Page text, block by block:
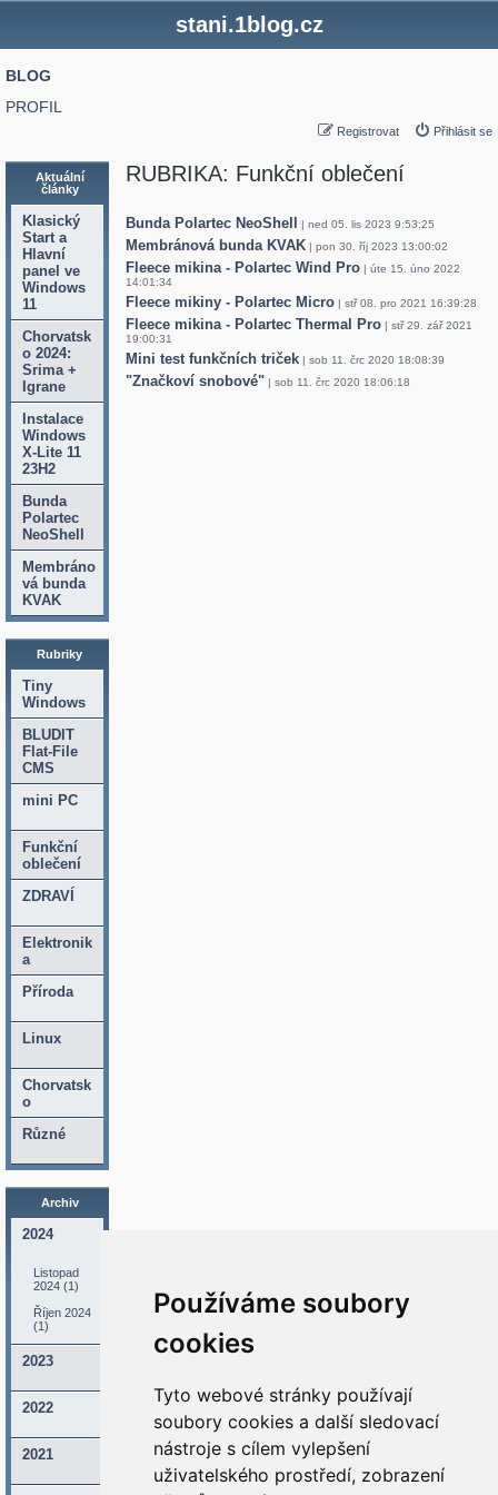
Používáme soubory
cookies
Tyto webové stránky používají
soubory cookies a další sledovací
nástroje s cílem vylepšení
uživatelského prostředí, zobrazení
stani.1blog.cz
BLOG
PROFIL
Registrovat Přihlásit se
Aktuální
články
Klasický
Start a
Hlavní
panel ve
Windows
11
Chorvatsk
o 2024:
Srima +
Igrane
Instalace
Windows
X-Lite 11
23H2
Bunda
Polartec
NeoShell
Membráno
vá bunda
KVAK
Rubriky
Tiny
Windows
BLUDIT
Flat-File
CMS
mini PC
Funkční
oblečení
ZDRAVÍ
Elektronik
a
Příroda
Linux
Chorvatsk
o
Různé
Archiv
2024
Listopad
2024 (1)
Říjen 2024
(1)
2023
2022
2021
RUBRIKA: Funkční oblečení
Bunda Polartec NeoShell | ned 05. lis 2023 9:53:25
Membránová bunda KVAK| pon 30. říj 2023 13:00:02
Fleece mikina - Polartec Wind Pro| úte 15. úno 2022
14:01:34
Fleece mikiny - Polartec Micro| stř 08. pro 2021 16:39:28
Fleece mikina - Polartec Thermal Pro| stř 29. zář 2021
19:00:31
Mini test funkčních triček| sob 11. črc 2020 18:08:39
"Značkoví snobové"| sob 11. črc 2020 18:06:18